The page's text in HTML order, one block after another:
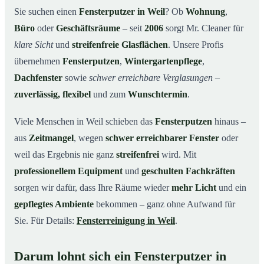
03Unsere Leistungen im Überblick
04Warum Mr. Cleaner in Weil?
05So funktioniert’s
07Jetzt kostenloses Angebot einholen
Einsatz
Sie suchen einen Fensterputzer in Weil? Ob Wohnung,
Büro oderGeschäftsräume – seit 2006 sorgt Mr. Cleaner für
klare Sichtund streifenfreie Glasflächen. Unsere Profis
übernehmen Fensterputzen, Wintergartenpflege,
Dachfenster sowie schwer erreichbare Verglasungen –
zuverlässig, flexibel und zum Wunschtermin.
Viele Menschen in Weil schieben das Fensterputzen hinaus –
aus Zeitmangel, wegen schwer erreichbarer Fenster oder
weil das Ergebnis nie ganz streifenfrei wird. Mit
professionellem Equipment und geschulten Fachkräften
sorgen wir dafür, dass Ihre Räume wiedermehr Licht und ein
gepflegtes Ambiente bekommen – ganz ohne Aufwand für
Sie. Für Details: Fensterreinigung in Weil.
Darum lohnt sich ein Fensterputzer in